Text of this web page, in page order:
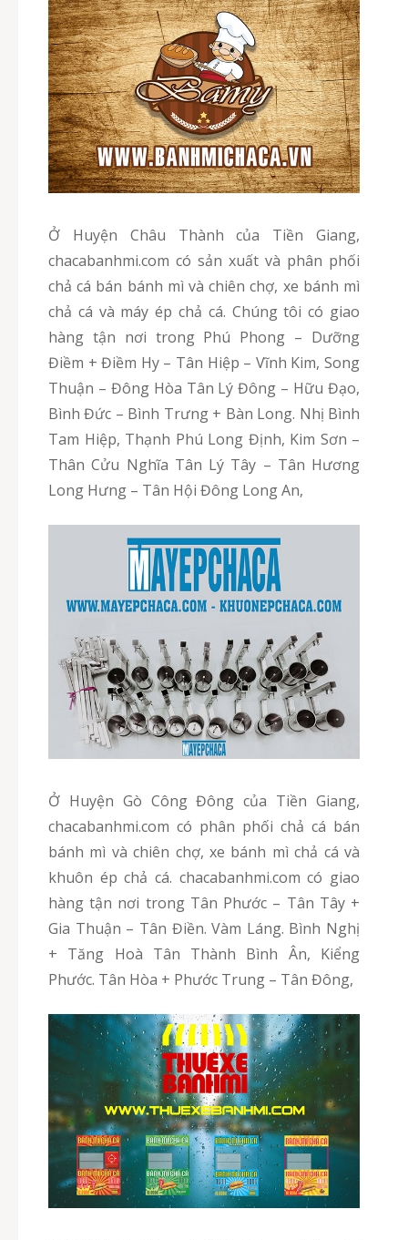
Ở Huyện Châu Thành của Tiền Giang,
chacabanhmi.com có sản xuất và phân phối
chả cá bán bánh mì và chiên chợ, xe bánh mì
chả cá và máy ép chả cá. Chúng tôi có giao
hàng tận nơi trong Phú Phong – Dưỡng
Điềm + Điềm Hy – Tân Hiệp – Vĩnh Kim, Song
Thuận – Đông Hòa Tân Lý Đông – Hữu Đạo,
Bình Đức – Bình Trưng + Bàn Long. Nhị Bình
Tam Hiệp, Thạnh Phú Long Định, Kim Sơn –
Thân Cửu Nghĩa Tân Lý Tây – Tân Hương
Long Hưng – Tân Hội Đông Long An,
Ở Huyện Gò Công Đông của Tiền Giang,
chacabanhmi.com có phân phối chả cá bán
bánh mì và chiên chợ, xe bánh mì chả cá và
khuôn ép chả cá. chacabanhmi.com có giao
hàng tận nơi trong Tân Phước – Tân Tây +
Gia Thuận – Tân Điền. Vàm Láng. Bình Nghị
+ Tăng Hoà Tân Thành Bình Ân, Kiểng
Phước. Tân Hòa + Phước Trung – Tân Đông,